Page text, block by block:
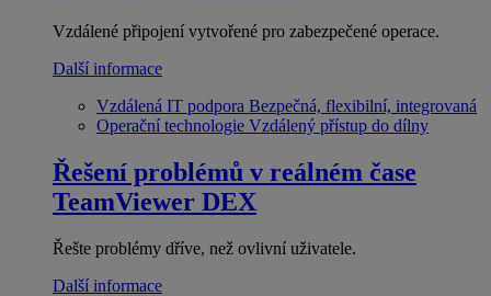
Vzdálené připojení vytvořené pro zabezpečené operace.
Další informace
Vzdálená IT podpora Bezpečná, flexibilní, integrovaná
Operační technologie Vzdálený přístup do dílny
Řešení problémů v reálném čase
TeamViewer DEX
Řešte problémy dříve, než ovlivní uživatele.
Další informace